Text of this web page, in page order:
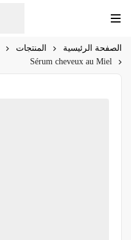
الصفحة الرئيسية المنتجات
Sérum cheveux au Miel